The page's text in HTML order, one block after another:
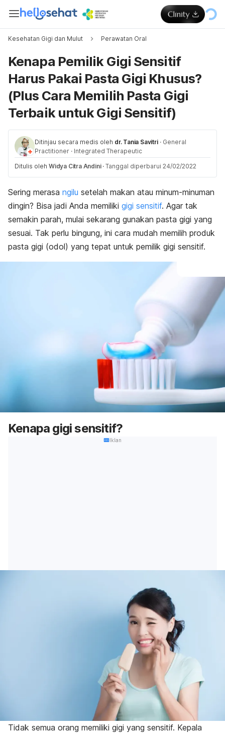
Kesehatan Gigi dan Mulut Perawatan Oral
Kenapa Pemilik Gigi Sensitif
Harus Pakai Pasta Gigi Khusus?
(Plus Cara Memilih Pasta Gigi
Terbaik untuk Gigi Sensitif)
Ditinjau secara medis oleh dr. Tania Savitri · General
Practitioner · Integrated Therapeutic
Ditulis oleh Widya Citra Andini · Tanggal diperbarui 24/02/2022
Sering merasa ngilu setelah makan atau minum-minuman
dingin? Bisa jadi Anda memiliki gigi sensitif. Agar tak
semakin parah, mulai sekarang gunakan pasta gigi yang
sesuai. Tak perlu bingung, ini cara mudah memilih produk
pasta gigi (odol) yang tepat untuk pemilik gigi sensitif.
Kenapa gigi sensitif?
Iklan
Tidak semua orang memiliki gigi yang sensitif. Kepala